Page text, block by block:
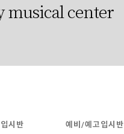
musical center
입시반 예비/예고입시반